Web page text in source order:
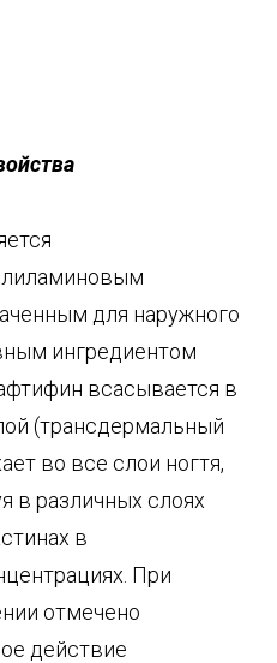
для наружного
ингредиентом
всасывается в
(трансдермальный
во все слои ногтя,
в различных слоях
в
При
отмечено
действие